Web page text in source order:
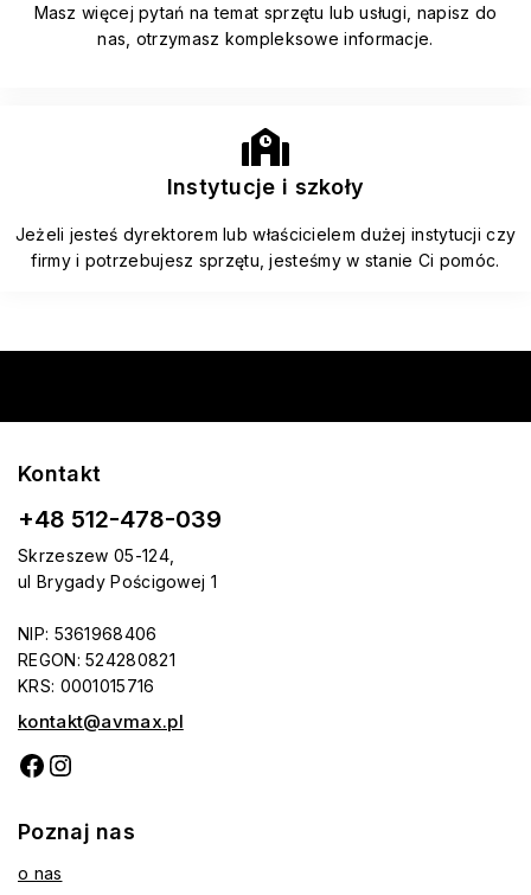
Masz więcej pytań na temat sprzętu lub usługi, napisz do
nas, otrzymasz kompleksowe informacje.
Instytucje i szkoły
Jeżeli jesteś dyrektorem lub właścicielem dużej instytucji czy
firmy i potrzebujesz sprzętu, jesteśmy w stanie Ci pomóc.
Kontakt
+48 512-478-039
Skrzeszew 05-124,
ul Brygady Pościgowej 1
NIP: 5361968406
REGON: 524280821
KRS: 0001015716
kontakt@avmax.pl
Poznaj nas
o nas